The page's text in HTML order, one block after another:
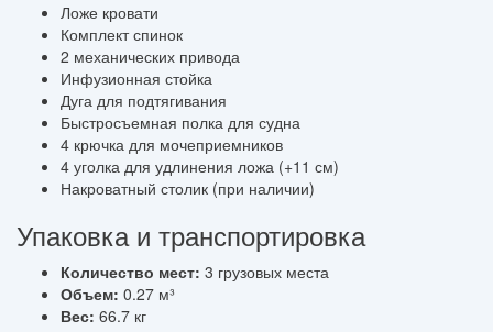
Ложе кровати
Комплект спинок
2 механических привода
Инфузионная стойка
Дуга для подтягивания
Быстросъемная полка для судна
4 крючка для мочеприемников
4 уголка для удлинения ложа (+11 см)
Накроватный столик (при наличии)
Упаковка и транспортировка
Количество мест: 3 грузовых места
Объем: 0.27 м³
Вес: 66.7 кг